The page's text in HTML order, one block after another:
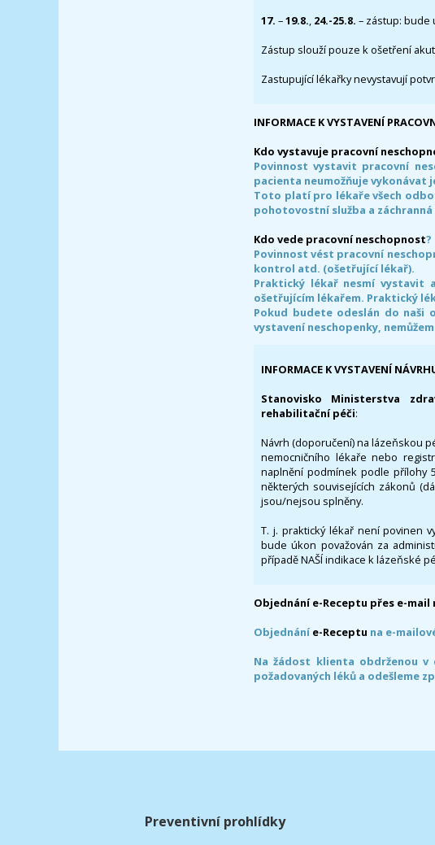
17. –19.8., 24.-25.8. – zástup: bude
Zástup slouží pouze k ošetření
Zastupující lékařky nevystavují
INFORMACE K VYSTAVENÍ
Kdo vystavuje pracovní
Povinnost vystavit pracovní
pacienta neumožňuje vykonávat
Toto platí pro lékaře všech
pohotovostní služba a záchranná
Kdo vede pracovní neschopnost?
Povinnost vést pracovní
kontrol atd. (ošetřující lékař).
Praktický lékař nesmí vystavit
ošetřujícím lékařem. Praktický
Pokud budete odeslán do naši
vystavení neschopenky,
INFORMACE K VYSTAVENÍ
Stanovisko Ministerstva
rehabilitační péči:
Návrh (doporučení) na lázeňskou
nemocničního lékaře nebo
naplnění podmínek podle přílohy
některých souvisejících zákonů
jsou/nejsou splněny.
T. j. praktický lékař není povinen
bude úkon považován za
případě NAŠÍ indikace k lázeňské
Objednání e-Receptu přes e-mail
Objednáníe-Receptu na e-
Na žádost klienta obdrženou
požadovaných léků a odešleme
Preventivní prohlídky